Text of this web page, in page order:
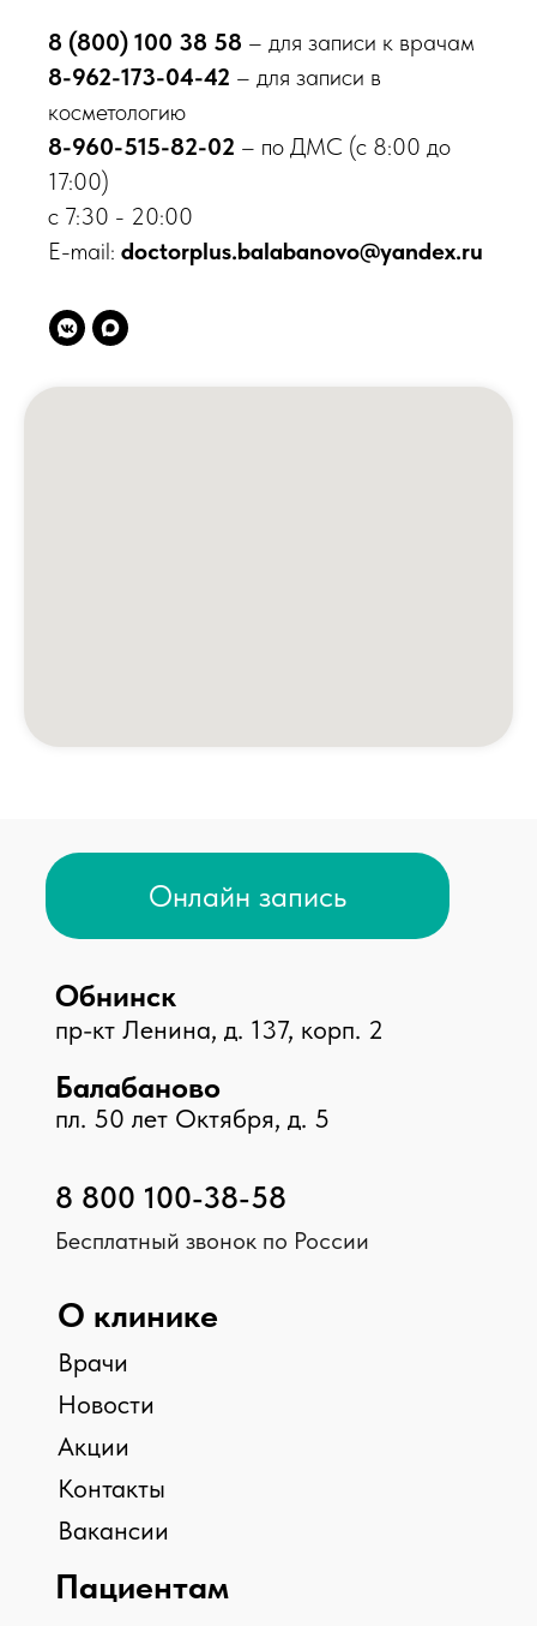
8 (800) 100 38 58 – для записи к врачам
8-962-173-04-42 – для записи в
косметологию
8-960-515-82-02 – по ДМС (с 8:00 до
17:00)
с 7:30 - 20:00
E-mail: doctorplus.balabanovo@yandex.ru